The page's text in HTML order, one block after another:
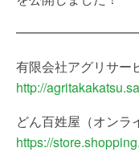
有限会社アグリサ
http://
どん百姓屋（オンラ
https://